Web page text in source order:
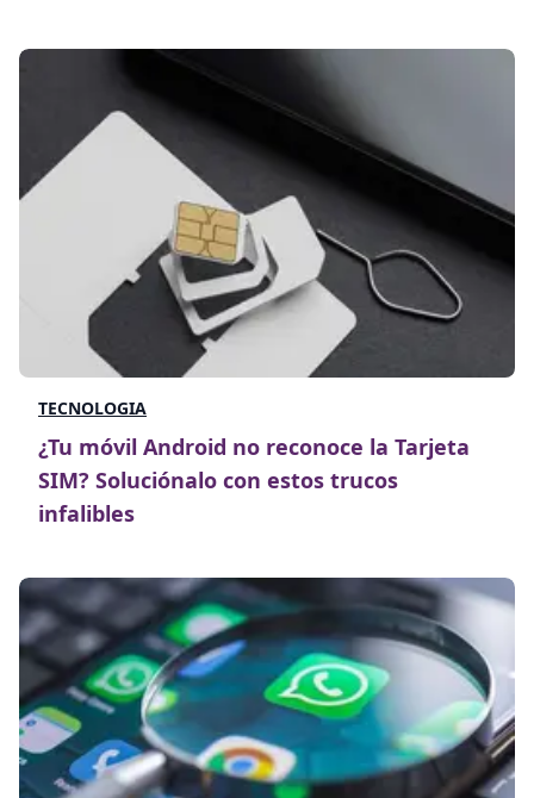
TECNOLOGIA
¿Tu móvil Android no reconoce la Tarjeta
SIM? Soluciónalo con estos trucos
infalibles